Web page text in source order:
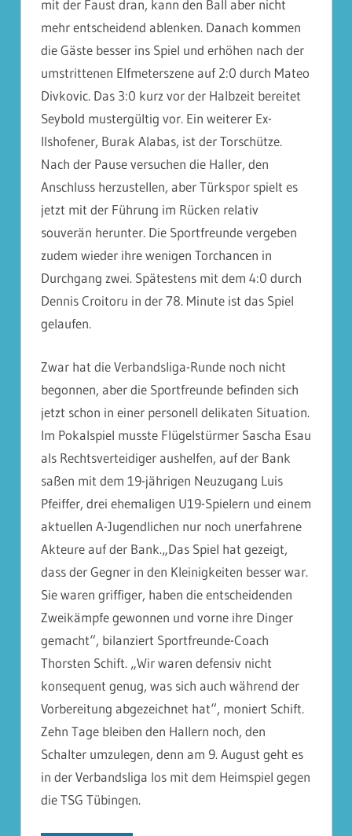
mit der Faust dran, kann den Ball aber nicht
mehr entscheidend ablenken. Danach kommen
die Gäste besser ins Spiel und erhöhen nach der
umstrittenen Elfmeterszene auf 2:0 durch Mateo
Divkovic. Das 3:0 kurz vor der Halbzeit bereitet
Seybold mustergültig vor. Ein weiterer Ex-
Ilshofener, Burak Alabas, ist der Torschütze.
Nach der Pause versuchen die Haller, den
Anschluss herzustellen, aber Türkspor spielt es
jetzt mit der Führung im Rücken relativ
souverän herunter. Die Sportfreunde vergeben
zudem wieder ihre wenigen Torchancen in
Durchgang zwei. Spätestens mit dem 4:0 durch
Dennis Croitoru in der 78. Minute ist das Spiel
gelaufen.
Zwar hat die Verbandsliga-Runde noch nicht
begonnen, aber die Sportfreunde befinden sich
jetzt schon in einer personell delikaten Situation.
Im Pokalspiel musste Flügelstürmer Sascha Esau
als Rechtsverteidiger aushelfen, auf der Bank
saßen mit dem 19-jährigen Neuzugang Luis
Pfeiffer, drei ehemaligen U19-Spielern und einem
aktuellen A-Jugendlichen nur noch unerfahrene
Akteure auf der Bank.„Das Spiel hat gezeigt,
dass der Gegner in den Kleinigkeiten besser war.
Sie waren griffiger, haben die entscheidenden
Zweikämpfe gewonnen und vorne ihre Dinger
gemacht“, bilanziert Sportfreunde-Coach
Thorsten Schift. „Wir waren defensiv nicht
konsequent genug, was sich auch während der
Vorbereitung abgezeichnet hat“, moniert Schift.
Zehn Tage bleiben den Hallern noch, den
Schalter umzulegen, denn am 9. August geht es
in der Verbandsliga los mit dem Heimspiel gegen
die TSG Tübingen.